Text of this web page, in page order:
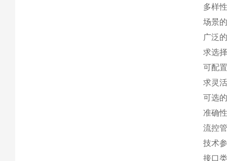
多样
场景
广泛
求选
可配
求灵
可选
准确
流控
技术
接口